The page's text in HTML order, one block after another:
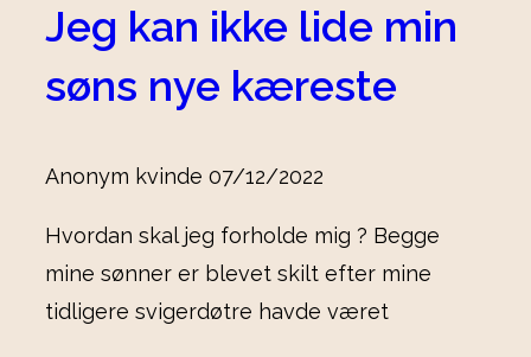
Jeg kan ikke lide min
søns nye kæreste
Anonym kvinde 07/12/2022
Hvordan skal jeg forholde mig ? Begge
mine sønner er blevet skilt efter mine
tidligere svigerdøtre havde været